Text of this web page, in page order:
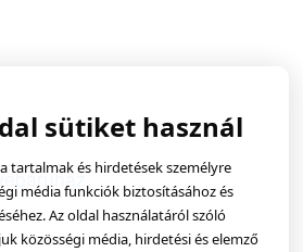
sütiket használ
tartalmak és hirdetések személyre
média funkciók biztosításához és
Az oldal használatáról szóló
közösségi média, hirdetési és elemző